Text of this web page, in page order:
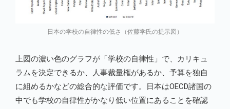
日本の学校の自律性の低さ（佐藤学氏の提示図）
上図の濃い色のグラフが「学校の自律性」で、カリキュ
ラムを決定できるか、人事裁量権があるか、予算を独自
に組めるかなどの総合的な評価です。日本はOECD諸国の
中でも学校の自律性がかなり低い位置にあることを確認